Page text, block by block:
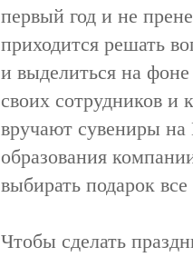
первый год и не
приходится решать
и выделиться на
своих сотрудников и
вручают сувениры на
образования
выбирать подарок
Чтобы сделать